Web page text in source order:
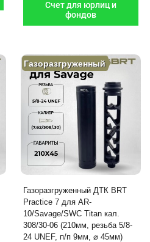
Счет для юрлиц и
фондов
Газоразгруженный
Газоразгруженный ДТК BRT
Practice 7 для AR-
10/Savage/SWC Titan кал.
308/30-06 (210мм, резьба 5/8-
24 UNEF, п/п 9мм, ⌀ 45мм)